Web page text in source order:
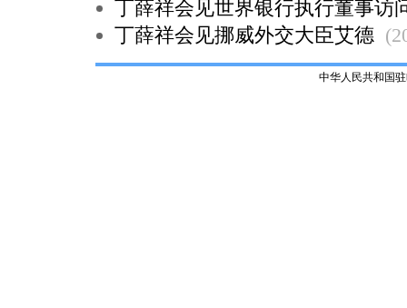
丁薛祥会见世界银行执行董事访
丁薛祥会见挪威外交大臣艾德
中华人民共和国